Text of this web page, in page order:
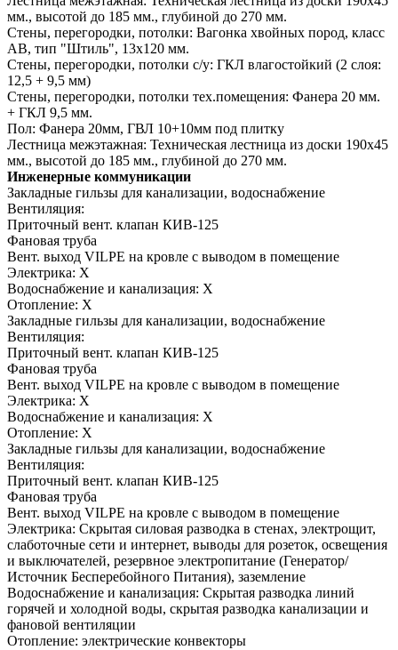
мм., высотой до 185 мм., глубиной до 270 мм.
Стены, перегородки, потолки: Вагонка хвойных пород, класс
АВ, тип "Штиль", 13х120 мм.
Стены, перегородки, потолки с/у: ГКЛ влагостойкий (2 слоя:
12,5 + 9,5 мм)
Стены, перегородки, потолки тех.помещения: Фанера 20 мм.
+ ГКЛ 9,5 мм.
Пол: Фанера 20мм, ГВЛ 10+10мм под плитку
Лестница межэтажная: Техническая лестница из доски 190х45
мм., высотой до 185 мм., глубиной до 270 мм.
Инженерные коммуникации
Закладные гильзы для канализации, водоснабжение
Вентиляция:
Приточный вент. клапан КИВ-125
Фановая труба
Вент. выход VILPE на кровле с выводом в помещение
Электрика: Х
Водоснабжение и канализация: Х
Отопление: Х
Закладные гильзы для канализации, водоснабжение
Вентиляция:
Приточный вент. клапан КИВ-125
Фановая труба
Вент. выход VILPE на кровле с выводом в помещение
Электрика: Х
Водоснабжение и канализация: Х
Отопление: Х
Закладные гильзы для канализации, водоснабжение
Вентиляция:
Приточный вент. клапан КИВ-125
Фановая труба
Вент. выход VILPE на кровле с выводом в помещение
Электрика: Скрытая силовая разводка в стенах, электрощит,
слаботочные сети и интернет, выводы для розеток, освещения
и выключателей, резервное электропитание (Генератор/
Источник Бесперебойного Питания), заземление
Водоснабжение и канализация: Скрытая разводка линий
горячей и холодной воды, скрытая разводка канализации и
фановой вентиляции
Отопление: электрические конвекторы